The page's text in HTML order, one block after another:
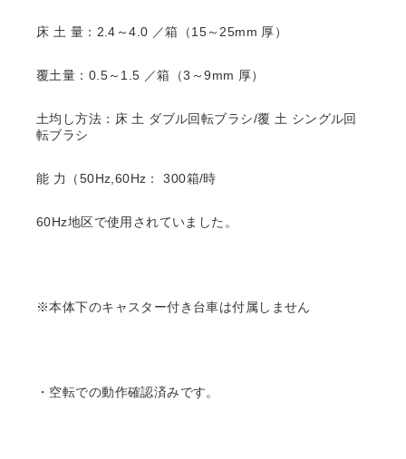
床 土 量：2.4～4.0 ／箱（15～25mm 厚）
覆土量：0.5～1.5 ／箱（3～9mm 厚）
土均し方法：床 土 ダブル回転ブラシ/覆 土 シングル回
転ブラシ
能 力（50Hz,60Hz： 300箱/時
60Hz地区で使用されていました。
※本体下のキャスター付き台車は付属しません
・空転での動作確認済みです。